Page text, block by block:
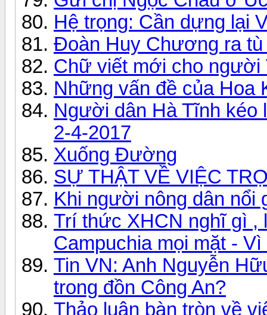
Hệ trọng: Cần dựng lại
Đoàn Huy Chương ra
Chữ viết mới cho người
Những vấn đề của Hoa
Người dân Hà Tĩnh kéo
2-4-2017
Xuống Đường
SỰ THẬT VỀ VIỆC
Khi người nông dân nổi
Trí thức XHCN nghĩ gì ,
Campuchia mọi mặt - Vì
Tin VN: Anh Nguyễn
trong đồn Công An?
Thảo luận bàn tròn về